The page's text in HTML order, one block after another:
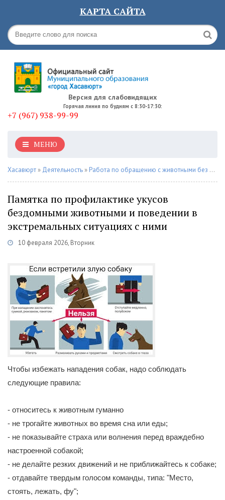
КАРТА САЙТА
Версия для слабовидящих
Горячая линия по будням с 8:30-17:30:
+7 (967) 938-99-99
МЕНЮ
Хасавюрт » Деятельность » Работа по обращению с животными без владельцев
Памятка по профилактике укусов
бездомными животными и поведении в
экстремальных ситуациях с ними
10 февраля 2026, Вторник
Чтобы избежать нападения собак, надо соблюдать
следующие правила:
- относитесь к животным гуманно
- не трогайте животных во время сна или еды;
- не показывайте страха или волнения перед враждебно
настроенной собакой;
- не делайте резких движений и не приближайтесь к собаке;
- отдавайте твердым голосом команды, типа: "Место,
стоять, лежать, фу";